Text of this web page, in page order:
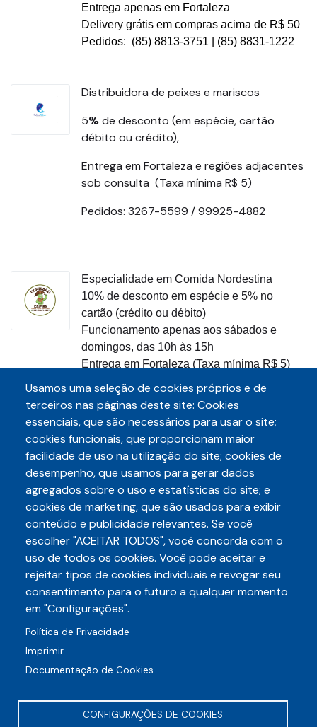
Entrega apenas em Fortaleza
Delivery grátis em compras acima de R$ 50
Pedidos: (85) 8813-3751 | (85) 8831-1222
Distribuidora de peixes e mariscos
5%de desconto (em espécie, cartão
débito ou crédito),
Entrega em Fortaleza e regiões adjacentes
sob consulta (Taxa mínima R$ 5)
Pedidos: 3267-5599 / 99925-4882
Especialidade em Comida Nordestina
10% de desconto em espécie e 5% no
cartão (crédito ou débito)
Funcionamento apenas aos sábados e
domingos, das 10h às 15h
Entrega em Fortaleza (Taxa mínima R$ 5)
Paginação
Inscrever-se em Alimentação
Telefone
(85)3248-5657
E-mail
auditece@auditece.org.br
Usamos uma seleção de cookies próprios e de
terceiros nas páginas deste site: Cookies
essenciais, que são necessários para usar o site;
cookies funcionais, que proporcionam maior
facilidade de uso na utilização do site; cookies de
desempenho, que usamos para gerar dados
agregados sobre o uso e estatísticas do site; e
cookies de marketing, que são usados para exibir
conteúdo e publicidade relevantes. Se você
escolher "ACEITAR TODOS", você concorda com o
uso de todos os cookies. Você pode aceitar e
rejeitar tipos de cookies individuais e revogar seu
consentimento para o futuro a qualquer momento
em "Configurações".
Política de Privacidade
Imprimir
Documentação de Cookies
CONFIGURAÇÕES DE COOKIES